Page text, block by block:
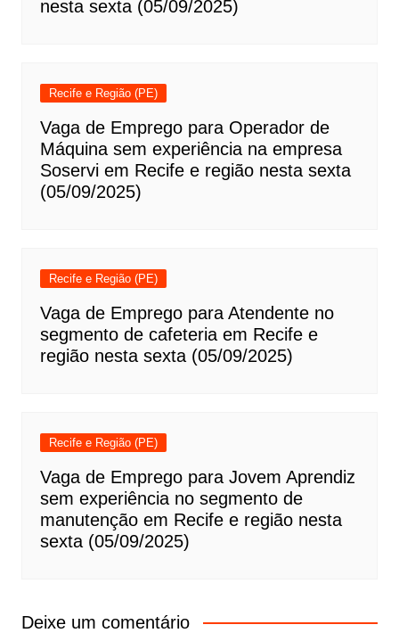
nesta sexta (05/09/2025)
Recife e Região (PE)
Vaga de Emprego para Operador de
Máquina sem experiência na empresa
Soservi em Recife e região nesta sexta
(05/09/2025)
Recife e Região (PE)
Vaga de Emprego para Atendente no
segmento de cafeteria em Recife e
região nesta sexta (05/09/2025)
Recife e Região (PE)
Vaga de Emprego para Jovem Aprendiz
sem experiência no segmento de
manutenção em Recife e região nesta
sexta (05/09/2025)
Deixe um comentário